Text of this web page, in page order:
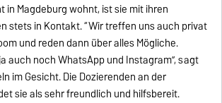
in Magdeburg wohnt, ist sie mit ihren
stets in Kontakt. “Wir treffen uns auch privat
und reden dann über alles Mögliche.
auch noch WhatsApp und Instagram”, sagt
im Gesicht. Die Dozierenden an der
sie als sehr freundlich und hilfsbereit.